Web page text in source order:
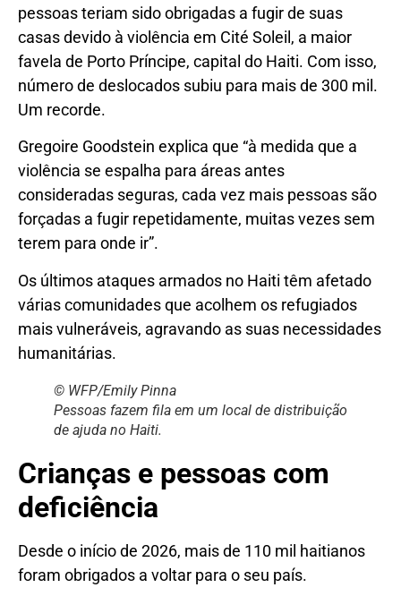
pessoas teriam sido obrigadas a fugir de suas
casas devido à violência em Cité Soleil, a maior
favela de Porto Príncipe, capital do Haiti. Com isso,
número de deslocados subiu para mais de 300 mil.
Um recorde.
Gregoire Goodstein explica que “à medida que a
violência se espalha para áreas antes
consideradas seguras, cada vez mais pessoas são
forçadas a fugir repetidamente, muitas vezes sem
terem para onde ir”.
Os últimos ataques armados no Haiti têm afetado
várias comunidades que acolhem os refugiados
mais vulneráveis, agravando as suas necessidades
humanitárias.
© WFP/Emily Pinna
Pessoas fazem fila em um local de distribuição
de ajuda no Haiti.
Crianças e pessoas com
deficiência
Desde o início de 2026, mais de 110 mil haitianos
foram obrigados a voltar para o seu país.